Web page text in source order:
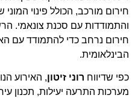
חירום מורכב, הכולל פינוי
והתמודדות עם סכנת צונאמי.
חירום נרחב כדי להתמודד עם
הבינלאומית.
כפי שדיווח רוני זיטון, האירוע
מערכות התרעה יעילות, תכנון